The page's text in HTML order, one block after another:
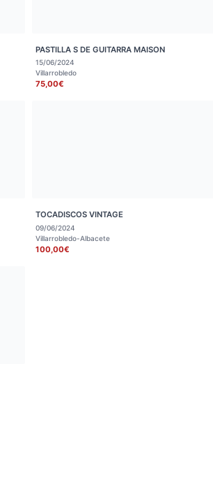
PASTILLA S DE GUITARRA MAISON
15/06/2024
Villarrobledo
75,00€
TOCADISCOS VINTAGE
09/06/2024
Villarrobledo-Albacete
100,00€